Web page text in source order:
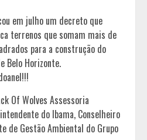
em julho um decreto que
terrenos que somam mais de
para a construção do
Belo Horizonte.
Of Wolves Assessoria
do Ibama, Conselheiro
de Gestão Ambiental do Grupo